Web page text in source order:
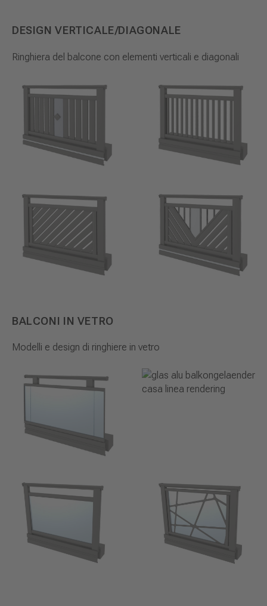
DESIGN VERTICALE/DIAGONALE
Ringhiera del balcone con elementi verticali e diagonali
BALCONI IN VETRO
Modelli e design di ringhiere in vetro